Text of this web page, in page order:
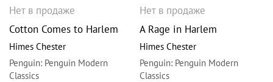
Нет в продаже
Cotton Comes to Harlem
Himes Chester
Penguin: Penguin Modern
Classics
Нет в продаже
A Rage in Harlem
Himes Chester
Penguin: Penguin Modern
Classics